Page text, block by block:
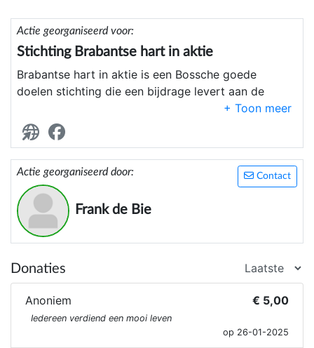
Actie georganiseerd voor:
Stichting Brabantse hart in aktie
Brabantse hart in aktie is een Bossche goede
doelen stichting die een bijdrage levert aan de
bestrijding van armoede en kansenongelijkheid
Contact
Actie georganiseerd door:
Frank de Bie
Donaties
Anoniem € 5,00
Iedereen verdiend een mooi leven
op 26-01-2025